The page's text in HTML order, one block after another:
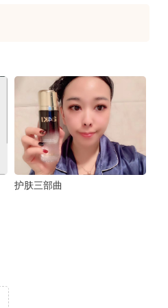
护肤三部曲